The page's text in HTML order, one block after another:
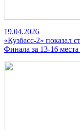
19.04.2026
«Кузбасс-2» показал
Финала за 13-16